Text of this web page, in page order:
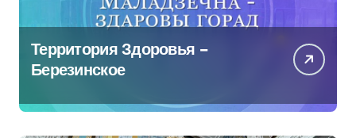
Территория Здоровья –
Березинское